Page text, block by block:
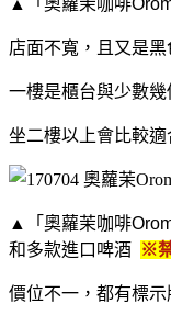
店面不寬，且又是
一樓是櫃台與少數
坐二樓以上會比較適
▲「奧蘿茉咖啡
和多款進口啤酒
※
價位不一，都有標示